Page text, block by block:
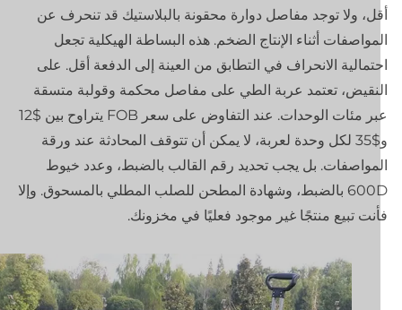
ولا توجد مفاصل دوارة محقونة بالبلاستيك قد تنحرف عن
أثناء الإنتاج الضخم. هذه البساطة الهيكلية تجعل
الانحراف في التطابق من العينة إلى الدفعة أقل. على
تعتمد عربة الطي على مفاصل محكمة وقولبة متسقة
عبر مئات الوحدات. عند التفاوض على سعر FOB يتراوح بين $12
و$35 لكل وحدة لعربة، لا يمكن أن تتوقف المحادثة عند ورقة
بل يجب تحديد رقم القالب بالضبط، وعدد خيوط
600D بالضبط، وشهادة المطحن للصلب المطلي بالمسحوق. وإلا
تبيع منتجًا غير موجود فعليًا في مخزونك.